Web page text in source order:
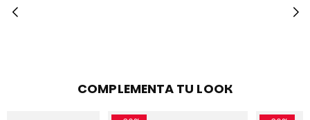
COMPLEMENTA TU LOOK